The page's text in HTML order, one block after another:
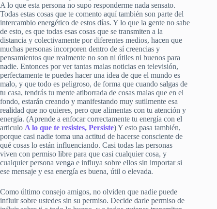
A lo que esta persona no supo responderme nada sensato.
Todas estas cosas que te comento aquí también son parte del
intercambio energético de estos días. Y lo que la gente no sabe
de esto, es que todas esas cosas que se transmiten a la
distancia y colectivamente por diferentes medios, hacen que
muchas personas incorporen dentro de sí creencias y
pensamientos que realmente no son ni útiles ni buenos para
nadie. Entonces por ver tantas malas noticias en televisión,
perfectamente te puedes hacer una idea de que el mundo es
malo, y que todo es peligroso, de forma que cuando salgas de
tu casa, tendrás tu mente atiborrada de cosas malas que en el
fondo, estarán creando y manifestando muy sutilmente esa
realidad que no quieres, pero que alimentas con tu atención y
energía. (Aprende a enfocar correctamente tu energía con el
articulo A lo que te resistes, Persiste) Y esto pasa también,
porque casi nadie toma una actitud de hacerse consciente de
qué cosas lo están influenciando. Casi todas las personas
viven con permiso libre para que casi cualquier cosa, y
cualquier persona venga e influya sobre ellos sin importar si
ese mensaje y esa energía es buena, útil o elevada.
Como último consejo amigos, no olviden que nadie puede
influir sobre ustedes sin su permiso. Decide darle permiso de